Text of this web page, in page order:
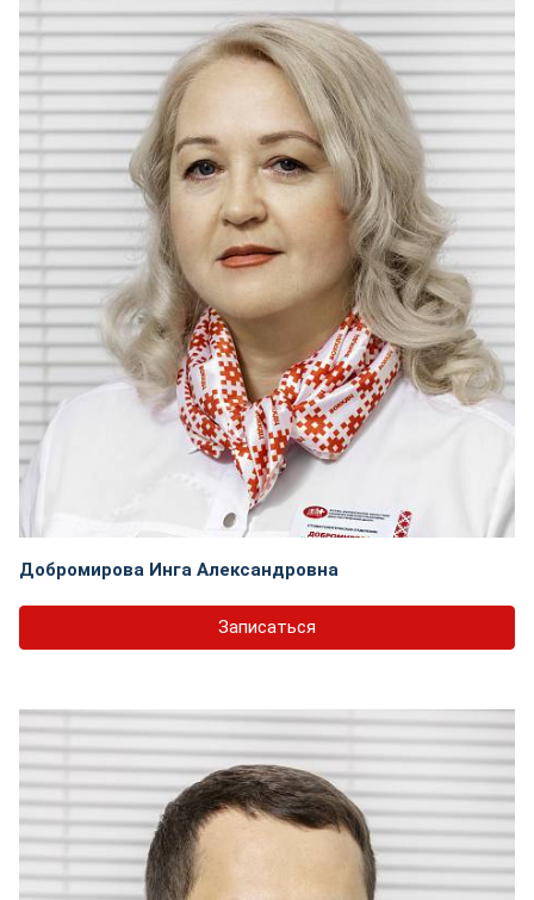
Добромирова Инга Александровна
Записаться